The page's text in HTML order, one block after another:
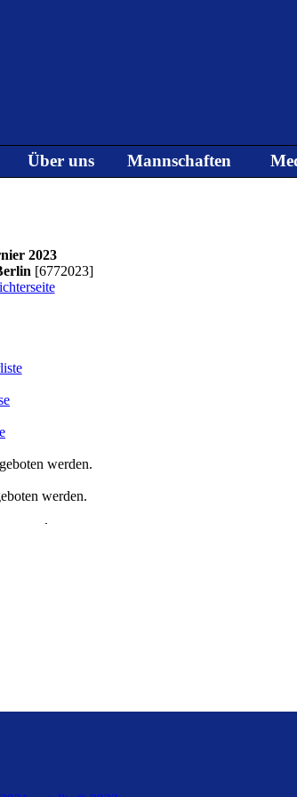
Menü
▼
Über uns ▼
Mannschaften
2023
[6772023]
werden.
werden.
werden.